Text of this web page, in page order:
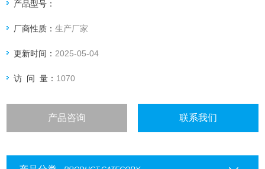
产品型号：
厂商性质：生产厂家
更新时间： 2025-05-04
访 问 量： 1070
产品咨询 联系我们